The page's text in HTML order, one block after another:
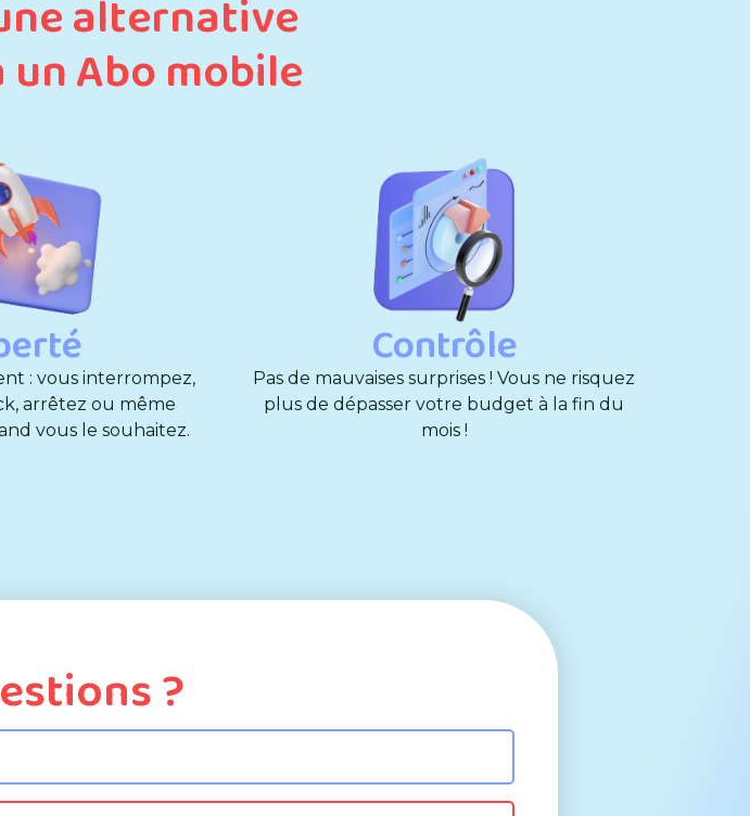
alternative
Abo mobile
: vous interrompez,
arrêtez ou même
vous le souhaitez.
Contrôle
Pas de mauvaises surprises ! Vous ne risquez
plus de dépasser votre budget à la fin du
mois !
?